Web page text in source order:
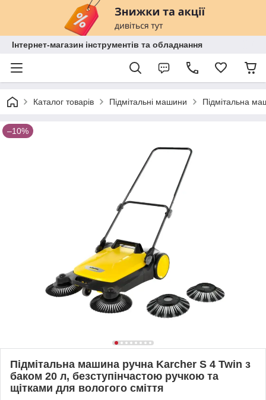
Інтернет-магазин інструментів та обладнання
Каталог товарів Підмітальні машини Підмітальна
–10%
Підмітальна машина ручна Karcher S 4 Twin з
баком 20 л, безступінчастою ручкою та
щітками для вологого сміття